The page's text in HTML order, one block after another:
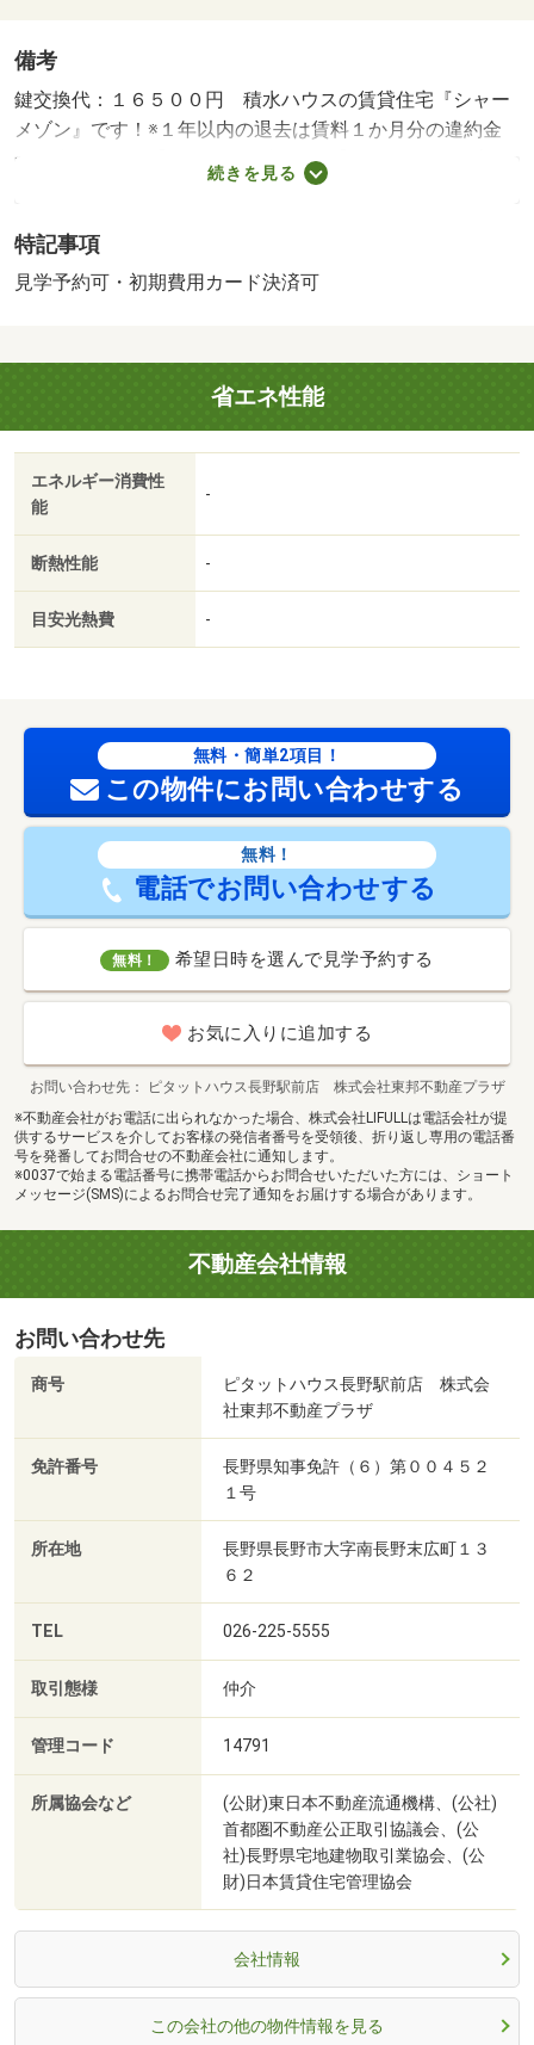
備考
鍵交換代：１６５００円 積水ハウスの賃貸住宅『シャー
メゾン』です！※１年以内の退去は賃料１か月分の違約金
が発生します 【設備・特記事項備考】ペット不可・専用
バス・専用トイレ/区費 500円/シャーメゾンライフＳＵＰ
数:24戸/管理会社:積水ハウスシャーメゾンＰＭ中部（株）
続きを見る
特記事項
見学予約可・初期費用カード決済可
省エネ性能
エネルギー消費性
能
-
断熱性能 -
目安光熱費 -
無料・簡単2項目！
この物件にお問い合わせする
無料！
電話でお問い合わせする
無料！ 希望日時を選んで見学予約する
お気に入りに追加する
お問い合わせ先
ピタットハウス長野駅前店 株式会社東邦不動産プラザ
※不動産会社がお電話に出られなかった場合、株式会社LIFULLは電話会社が提
供するサービスを介してお客様の発信者番号を受領後、折り返し専用の電話番
号を発番してお問合せの不動産会社に通知します。
※0037で始まる電話番号に携帯電話からお問合せいただいた方には、ショート
メッセージ(SMS)によるお問合せ完了通知をお届けする場合があります。
不動産会社情報
お問い合わせ先
商号
ピタットハウス長野駅前店 株式会
社東邦不動産プラザ
免許番号
長野県知事免許（６）第００４５２
１号
所在地
長野県長野市大字南長野末広町１３
６２
TEL 026-225-5555
取引態様 仲介
管理コード 14791
所属協会など
(公財)東日本不動産流通機構、(公社)
首都圏不動産公正取引協議会、(公
社)長野県宅地建物取引業協会、(公
財)日本賃貸住宅管理協会
会社情報
この会社の他の物件情報を見る